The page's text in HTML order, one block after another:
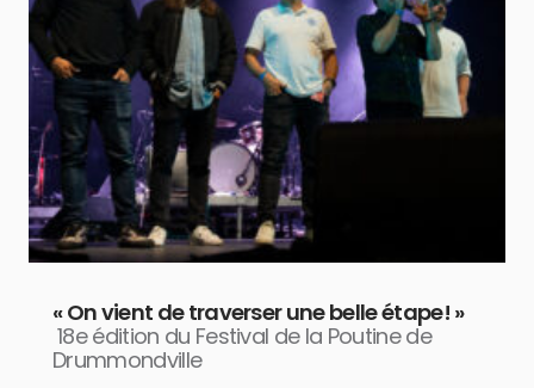
« On vient de traverser une belle étape! »
18e édition du Festival de la Poutine de
Drummondville